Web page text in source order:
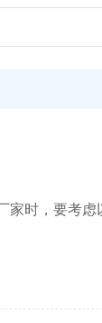
家时，要考虑